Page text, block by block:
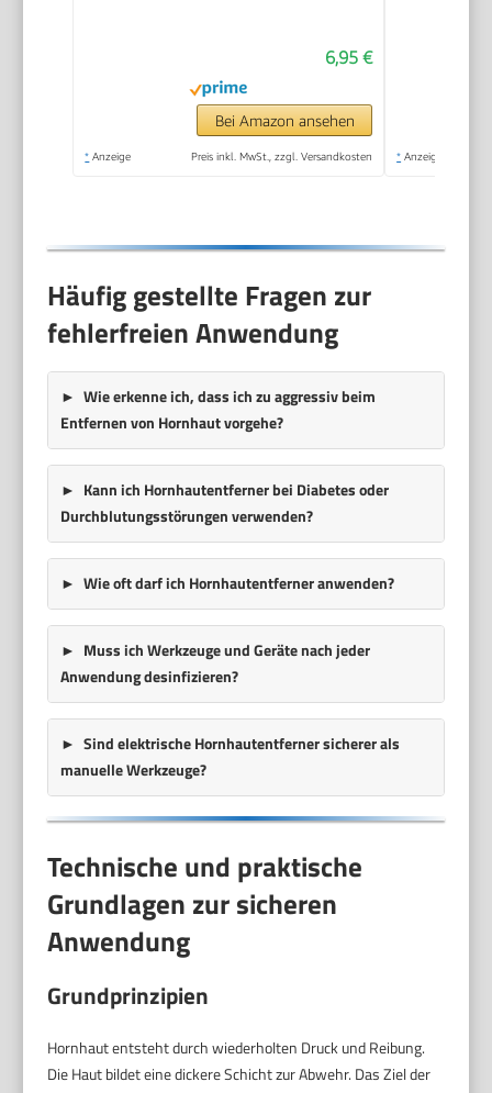
Hornhaut Creme
pflegt sehr trockene
Haut mit Urea
6,95 €
Bei Amazon ansehen
* Anzeige Preis inkl. MwSt., zzgl. Versandkosten * Anzeige
Häufig gestellte Fragen zur
fehlerfreien Anwendung
Wie erkenne ich, dass ich zu aggressiv beim
Entfernen von Hornhaut vorgehe?
Kann ich Hornhautentferner bei Diabetes oder
Durchblutungsstörungen verwenden?
Wie oft darf ich Hornhautentferner anwenden?
Muss ich Werkzeuge und Geräte nach jeder
Anwendung desinfizieren?
Sind elektrische Hornhautentferner sicherer als
manuelle Werkzeuge?
Technische und praktische
Grundlagen zur sicheren
Anwendung
Grundprinzipien
Hornhaut entsteht durch wiederholten Druck und Reibung.
Die Haut bildet eine dickere Schicht zur Abwehr. Das Ziel der